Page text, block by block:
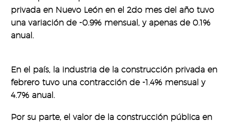
privada en Nuevo León en el 2do mes del año tuvo
una variación de -0.9% mensual, y apenas de 0.1%
anual.
En el país, la industria de la construcción privada en
febrero tuvo una contracción de -1.4% mensual y
4.7% anual.
Por su parte, el valor de la construcción pública en